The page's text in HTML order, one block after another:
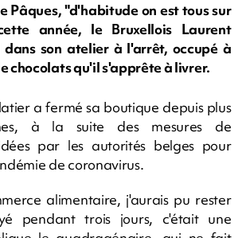
Pâques, "d'habitude on est tous sur
année, le Bruxellois Laurent
dans son atelier à l'arrêt, occupé à
chocolats qu'il s'apprête à livrer.
a fermé sa boutique depuis plus
à la suite des mesures de
par les autorités belges pour
de coronavirus.
alimentaire, j'aurais pu rester
pendant trois jours, c'était une